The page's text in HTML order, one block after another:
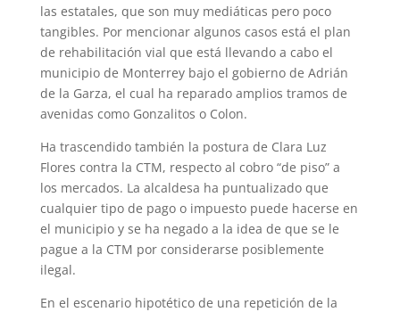
las estatales, que son muy mediáticas pero poco
tangibles. Por mencionar algunos casos está el plan
de rehabilitación vial que está llevando a cabo el
municipio de Monterrey bajo el gobierno de Adrián
de la Garza, el cual ha reparado amplios tramos de
avenidas como Gonzalitos o Colon.
Ha trascendido también la postura de Clara Luz
Flores contra la CTM, respecto al cobro “de piso” a
los mercados. La alcaldesa ha puntualizado que
cualquier tipo de pago o impuesto puede hacerse en
el municipio y se ha negado a la idea de que se le
pague a la CTM por considerarse posiblemente
ilegal.
En el escenario hipotético de una repetición de la